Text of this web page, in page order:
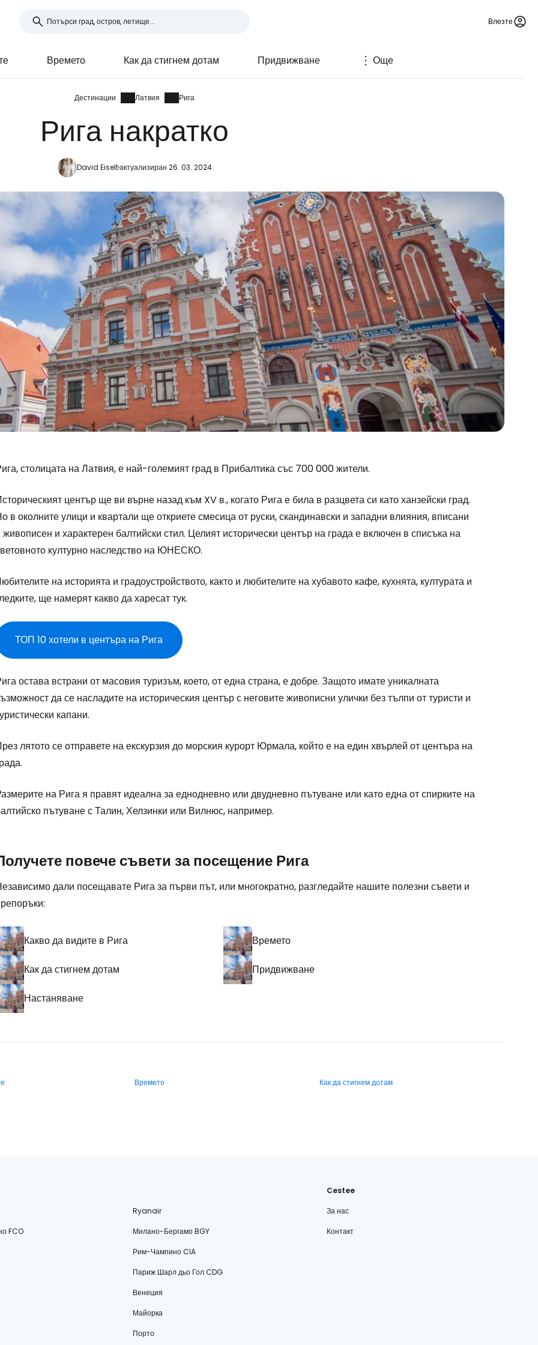
Влезте
Времето Как да стигнем дотам Придвижване Още
Дестинации Латвия Рига
Рига накратко
David Eiseltактуализиран 26. 03. 2024
столицата на Латвия, е най-големият град в Прибалтика със 700 000 жители.
център ще ви върне назад към XV в., когато Рига е била в разцвета си като ханзейски град.
в околните улици и квартали ще откриете смесица от руски, скандинавски и западни влияния, вписани
живописен и характерен балтийски стил. Целият исторически център на града е включен в списъка на
културно наследство на ЮНЕСКО.
на историята и градоустройството, както и любителите на хубавото кафе, кухнята, културата и
ще намерят какво да харесат тук.
ТОП 10 хотели в центъра на Рига
остава встрани от масовия туризъм, което, от една страна, е добре. Защото имате уникалната
да се насладите на историческия център с неговите живописни улички без тълпи от туристи и
капани.
лятото се отправете на екскурзия до морския курорт Юрмала, който е на един хвърлей от центъра на
на Рига я правят идеална за еднодневно или двудневно пътуване или като една от спирките на
пътуване с Талин, Хелзинки или Вилнюс, например.
повече съвети за посещение Рига
дали посещавате Рига за първи път, или многократно, разгледайте нашите полезни съвети и
Какво да видите в Рига Времето
Как да стигнем дотам Придвижване
Настаняване
Времето
Как да стигнем дотам
Ryanair
FCO
Милано-Бергамо BGY
Рим-Чампино CIA
Париж Шарл дьо Гол CDG
Венеция
Майорка
Порто
Cestee
За нас
Контакт
Влезте в Cestee
... световната общност на туристите